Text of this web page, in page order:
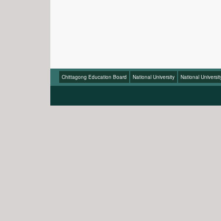
সম্মানিত সদস্য
সম্মানিত সদস্য
Chittagong Education Board National University National